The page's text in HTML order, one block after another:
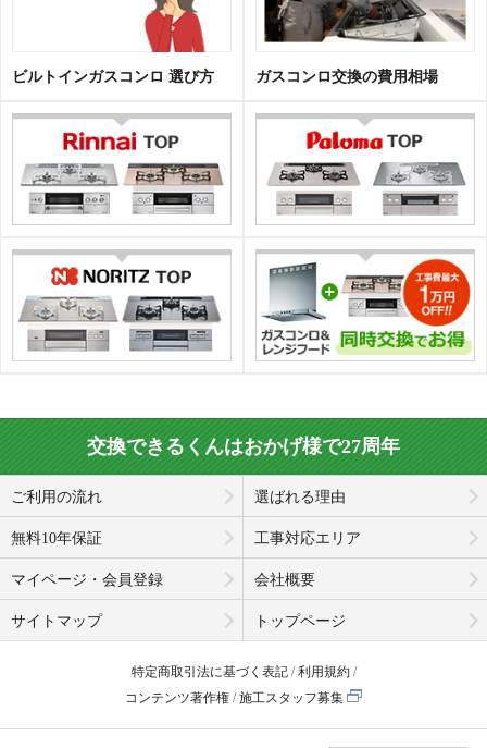
ビルトインガスコンロ 選び方 ガスコンロ交換の費用相場
交換できるくんはおかげ様で27周年
ご利用の流れ 選ばれる理由
無料10年保証 工事対応エリア
マイページ・会員登録 会社概要
サイトマップ トップページ
特定商取引法に基づく表記
利用規約
コンテンツ著作権
施工スタッフ募集